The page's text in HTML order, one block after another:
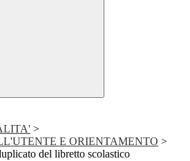
>
E ORIENTAMENTO >
del libretto scolastico